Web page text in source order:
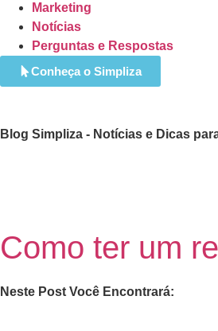
Marketing
Notícias
Perguntas e Respostas
Conheça o Simpliza
Blog Simpliza - Notícias e Dicas
Como ter um
Neste Post Você Encontrará: